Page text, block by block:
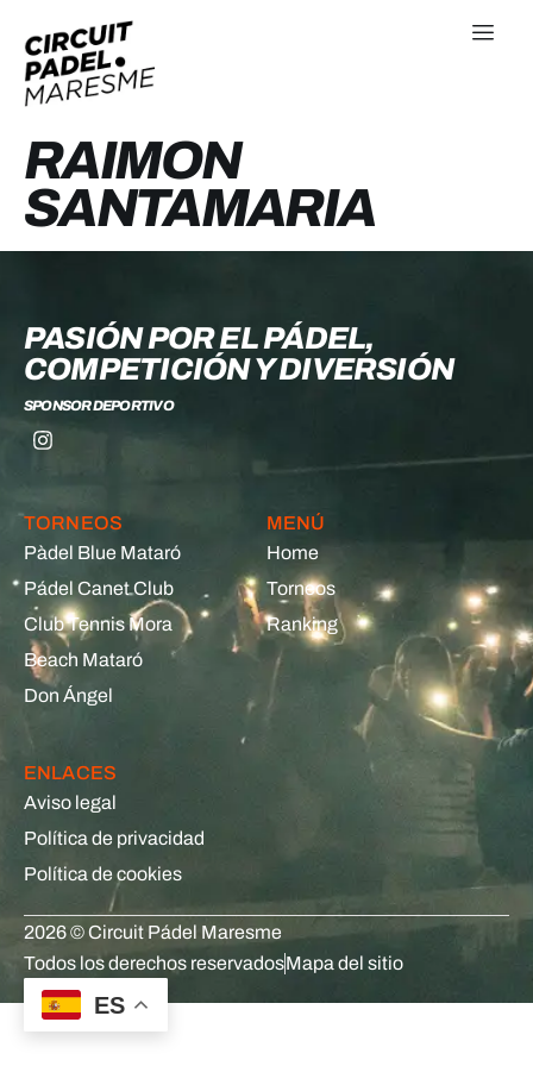
RAIMON
SANTAMARIA
PASIÓN POR EL PÁDEL,
COMPETICIÓN Y DIVERSIÓN
SPONSOR DEPORTIVO
TORNEOS
Pàdel Blue Mataró
Pádel Canet Club
Club Tennis Mora
Beach Mataró
Don Ángel
MENÚ
Home
Torneos
Ranking
ENLACES
Aviso legal
Política de privacidad
Política de cookies
2026 © Circuit Pádel Maresme
Todos los derechos reservadosMapa del sitio
ES